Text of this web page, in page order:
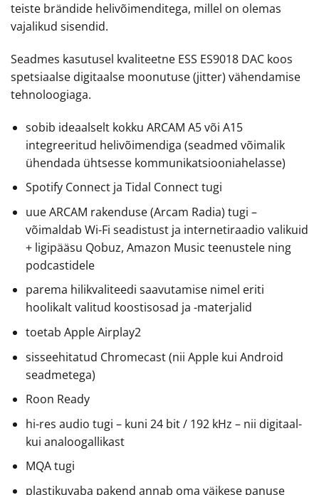
teiste brändide helivõimenditega, millel on olemas
vajalikud sisendid.
Seadmes kasutusel kvaliteetne ESS ES9018 DAC koos
spetsiaalse digitaalse moonutuse (jitter) vähendamise
tehnoloogiaga.
sobib ideaalselt kokku ARCAM A5 või A15
integreeritud helivõimendiga (seadmed võimalik
ühendada ühtsesse kommunikatsiooniahelasse)
Spotify Connect ja Tidal Connect tugi
uue ARCAM rakenduse (Arcam Radia) tugi –
võimaldab Wi-Fi seadistust ja internetiraadio valikuid
+ ligipääsu Qobuz, Amazon Music teenustele ning
podcastidele
parema hilikvaliteedi saavutamise nimel eriti
hoolikalt valitud koostisosad ja -materjalid
toetab Apple Airplay2
sisseehitatud Chromecast (nii Apple kui Android
seadmetega)
Roon Ready
hi-res audio tugi – kuni 24 bit / 192 kHz – nii digitaal-
kui analoogallikast
MQA tugi
plastikuvaba pakend annab oma väikese panuse